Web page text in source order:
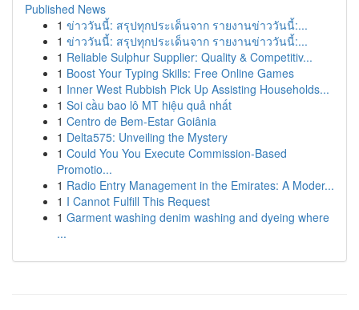
Published News
1 ข่าววันนี้: สรุปทุกประเด็นจาก รายงานข่าววันนี้:...
1 ข่าววันนี้: สรุปทุกประเด็นจาก รายงานข่าววันนี้:...
1 Reliable Sulphur Supplier: Quality & Competitiv...
1 Boost Your Typing Skills: Free Online Games
1 Inner West Rubbish Pick Up Assisting Households...
1 Soi cầu bao lô MT hiệu quả nhất
1 Centro de Bem-Estar Goiânia
1 Delta575: Unveiling the Mystery
1 Could You You Execute Commission-Based
Promotio...
1 Radio Entry Management in the Emirates: A Moder...
1 I Cannot Fulfill This Request
1 Garment washing denim washing and dyeing where
...